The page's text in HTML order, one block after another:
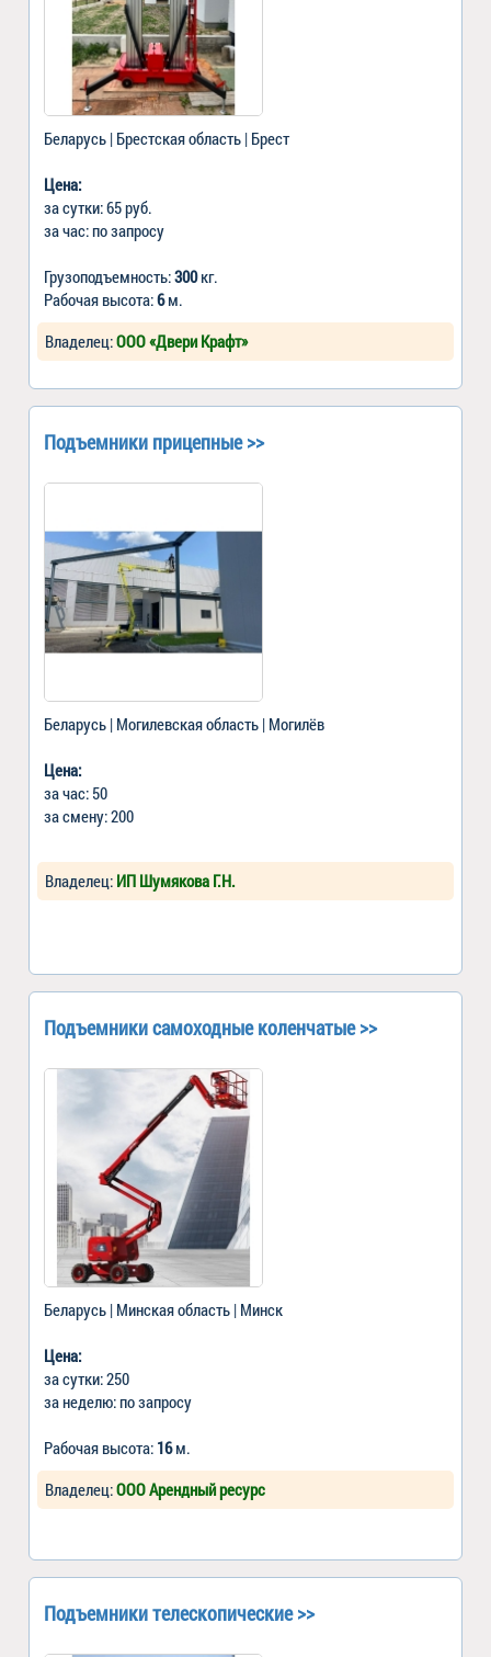
Беларусь | Брестская область | Брест
Цена:
за сутки: 65 руб.
за час: по запросу
Грузоподъемность:300кг.
Рабочая высота:6м.
Владелец:ООО «Двери Крафт»
Подъемники прицепные >>
Беларусь | Могилевская область | Могилёв
Цена:
за час: 50
за смену: 200
Владелец: ИП Шумякова Г.Н.
Подъемники самоходные коленчатые >>
Беларусь | Минская область | Минск
Цена:
за сутки: 250
за неделю: по запросу
Рабочая высота: 16м.
Владелец:ООО Арендный ресурс
Подъемники телескопические >>